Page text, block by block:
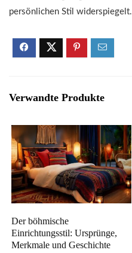
persönlichen Stil widerspiegelt.
Verwandte Produkte
Der böhmische
Einrichtungsstil: Ursprünge,
Merkmale und Geschichte